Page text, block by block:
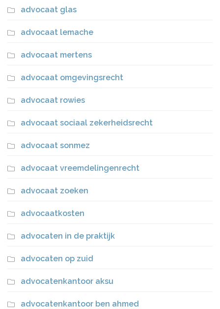
advocaat glas
advocaat lemache
advocaat mertens
advocaat omgevingsrecht
advocaat rowies
advocaat sociaal zekerheidsrecht
advocaat sonmez
advocaat vreemdelingenrecht
advocaat zoeken
advocaatkosten
advocaten in de praktijk
advocaten op zuid
advocatenkantoor aksu
advocatenkantoor ben ahmed